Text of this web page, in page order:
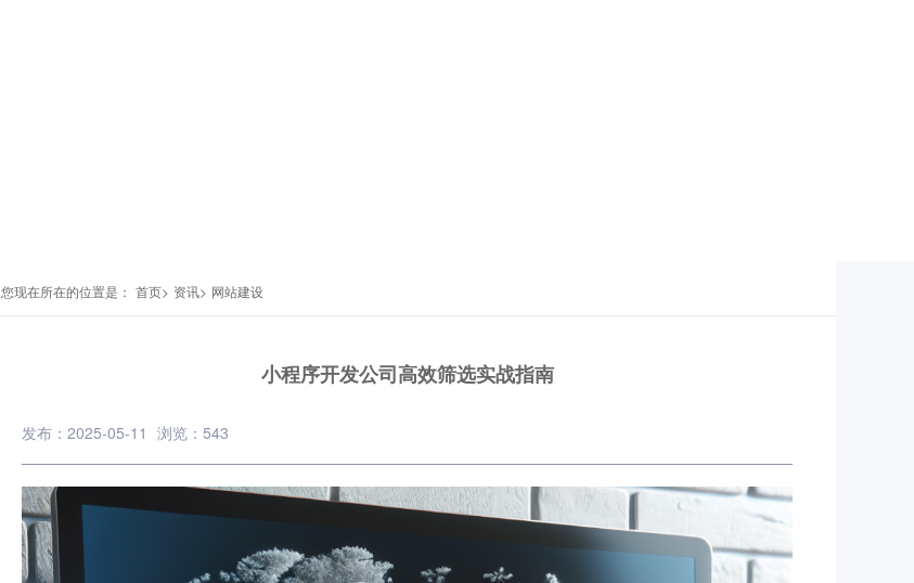
您现在所在的位置是： 首页> 资讯> 网站建设
小程序开发公司高效筛选实战指南
发布：2025-05-11 浏览：543